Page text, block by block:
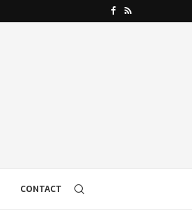
CONTACT